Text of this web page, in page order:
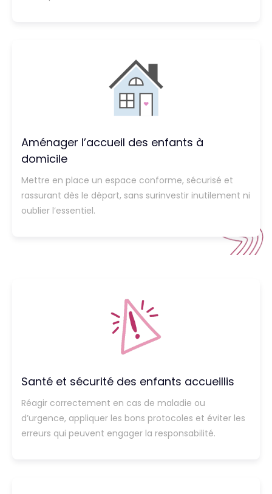
Aménager l’accueil des enfants à
domicile
Mettre en place un espace conforme, sécurisé et
rassurant dès le départ, sans surinvestir inutilement ni
oublier l’essentiel.
Santé et sécurité des enfants accueillis
Réagir correctement en cas de maladie ou
d’urgence, appliquer les bons protocoles et éviter les
erreurs qui peuvent engager la responsabilité.